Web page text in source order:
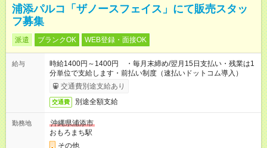
浦添パルコ「ザノースフェイス」にて販売スタッ
フ募集
派遣 ブランクOK WEB登録・面接OK
給与
時給1400円～1400円 ・毎月末締め/翌月15日支払い・残業は1
分単位で支給します・前払い制度（速払いドットコム導入）
交通費別途支給あり
交通費 別途全額支給
勤務地
沖縄県浦添市
おもろまち駅
その他